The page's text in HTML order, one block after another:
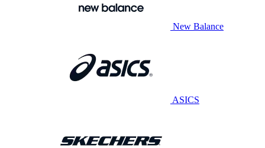
New Balance
ASICS